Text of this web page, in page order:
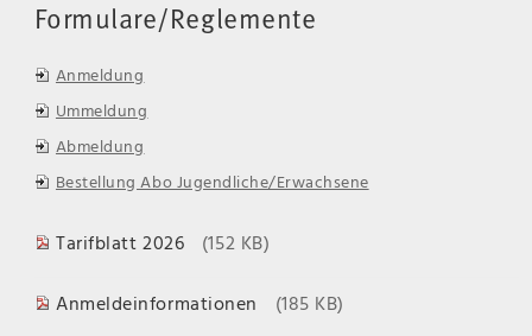
Formulare/Reglemente
Anmeldung
Ummeldung
Abmeldung
Bestellung Abo Jugendliche/Erwachsene
Tarifblatt 2026 (152 KB)
Anmeldeinformationen (185 KB)